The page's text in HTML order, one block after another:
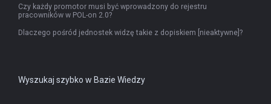
Czy każdy promotor musi być wprowadzony do rejestru
pracowników w POL-on 2.0?
Dlaczego pośród jednostek widzę takie z dopiskiem [nieaktywne]?
Wyszukaj szybko w Bazie Wiedzy